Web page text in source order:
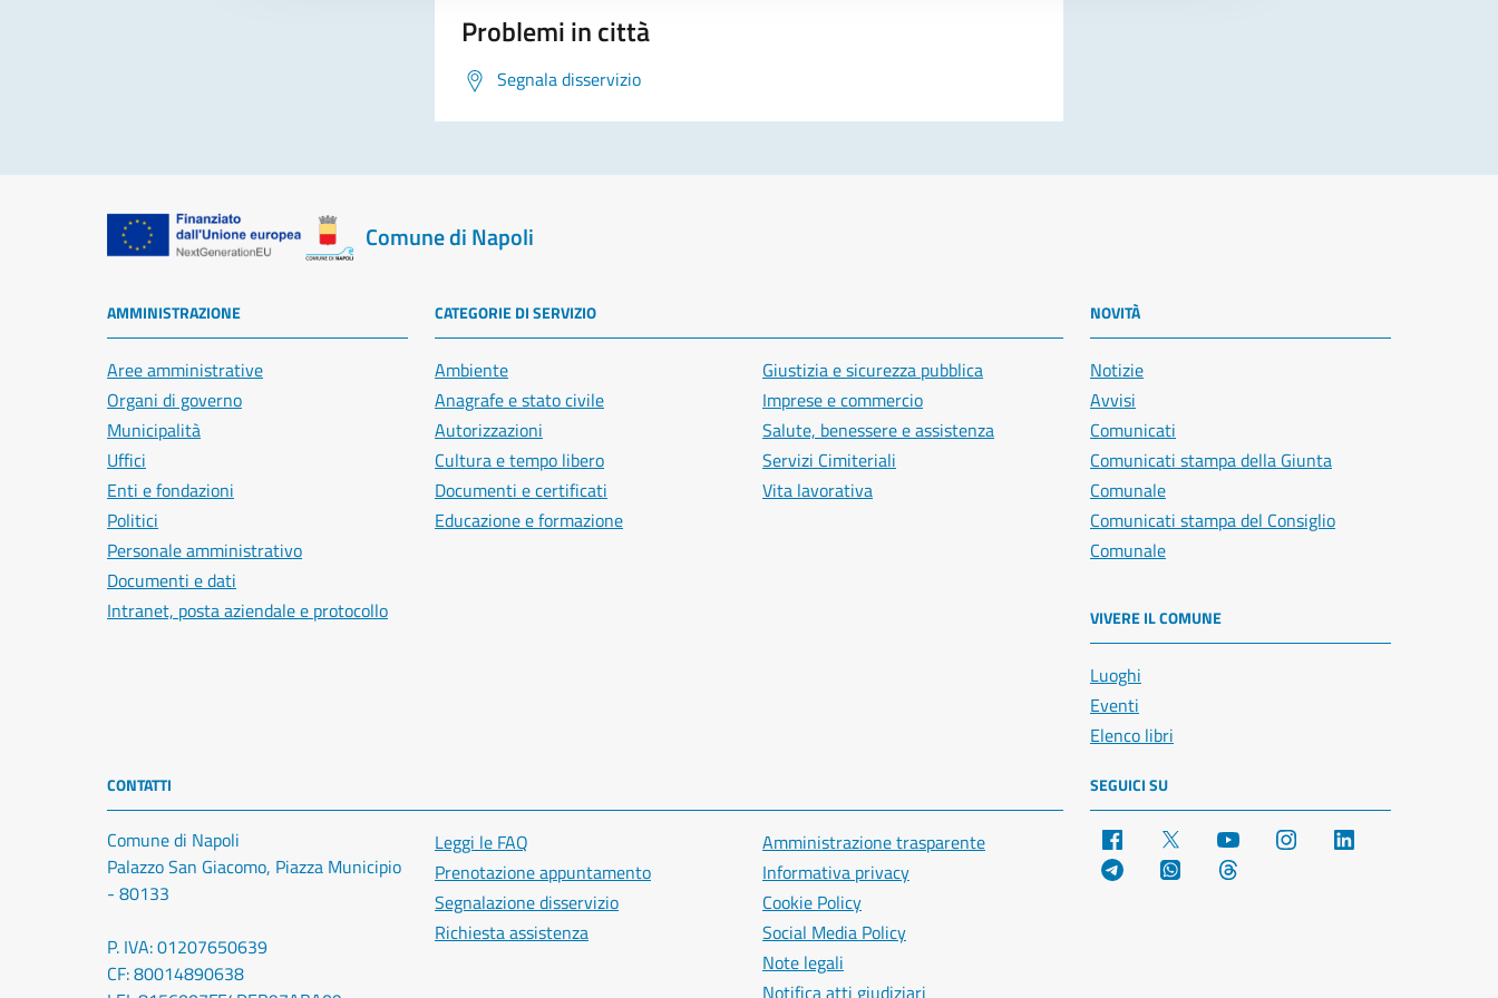
Problemi in città
Segnala disservizio
Comune di Napoli
AMMINISTRAZIONE
Aree amministrative
Organi di governo
Municipalità
Uffici
Enti e fondazioni
Politici
Personale amministrativo
Documenti e dati
Intranet, posta aziendale e protocollo
CATEGORIE DI SERVIZIO
Ambiente
Anagrafe e stato civile
Autorizzazioni
Cultura e tempo libero
Documenti e certificati
Educazione e formazione
Giustizia e sicurezza pubblica
Imprese e commercio
Salute, benessere e assistenza
Servizi Cimiteriali
Vita lavorativa
NOVITÀ
Notizie
Avvisi
Comunicati
Comunicati stampa della Giunta
Comunale
Comunicati stampa del Consiglio
Comunale
VIVERE IL COMUNE
Luoghi
Eventi
Elenco libri
CONTATTI
Comune di Napoli
Palazzo San Giacomo, Piazza Municipio
- 80133
P. IVA: 01207650639
CF: 80014890638
Leggi le FAQ
Prenotazione appuntamento
Segnalazione disservizio
Richiesta assistenza
Amministrazione trasparente
Informativa privacy
Cookie Policy
Social Media Policy
Note legali
SEGUICI SU
Facebook YouTube Instagram
Telegram WhatsApp